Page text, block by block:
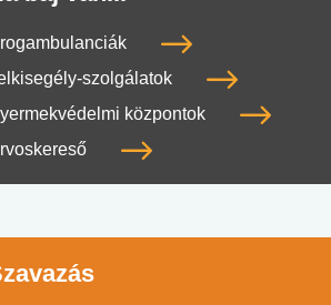
szolgálatok
központok